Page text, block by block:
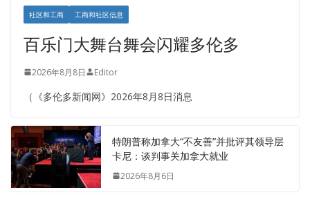
社区和工商 工商和社区信息
百乐门大舞台舞会闪耀多伦多
2026年8月8日 Editor
（《多伦多新闻网》2026年8月8日消息
特朗普称加拿大“不友善”并批评其领导层
卡尼：谈判事关加拿大就业
2026年8月6日